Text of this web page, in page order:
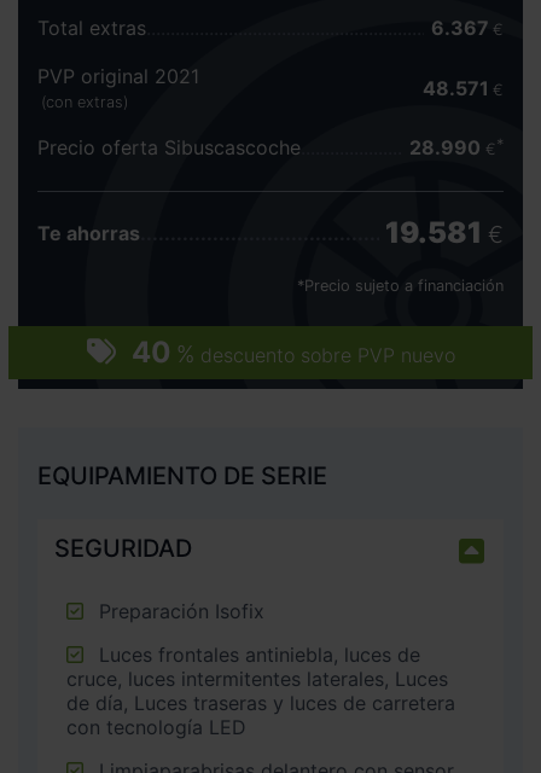
40 % descuento sobre PVP nuevo
Total extras 6.367 €
PVP original 2021
(con extras)
48.571 €
Precio oferta Sibuscascoche 28.990 €
Te ahorras 19.581 €
*Precio sujeto a financiación
EQUIPAMIENTO DE SERIE
SEGURIDAD
Preparación Isofix
cruce, luces intermitentes laterales, Luces
de día, Luces traseras y luces de carretera
con tecnología LED